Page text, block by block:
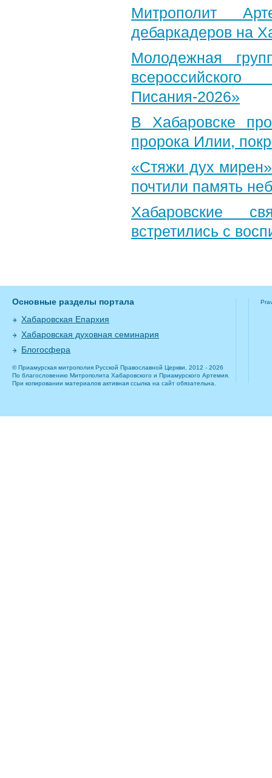
Митрополит
дебаркадеров на
Молодежная
Писания-2026»
В Хабаровске
пророка Илии,
«Стяжи дух
почтили память
Хабаровские
встретились с
Основные разделы портала
Хабаровская Епархия
Хабаровская духовная семинария
Блогосфера
© Приамурская митрополия Русской Православной Церкви, 2012 - 2026
По благословению Митрополита Хабаровского и Приамурского Артемия.
При копировании материалов активная ссылка на сайт обязательна.